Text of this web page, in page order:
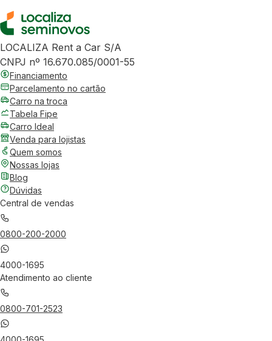
LOCALIZA Rent a Car S/A
CNPJ nº 16.670.085/0001-55
Financiamento
Parcelamento no cartão
Carro na troca
Tabela Fipe
Carro Ideal
Venda para lojistas
Quem somos
Nossas lojas
Blog
Dúvidas
Central de vendas
0800-200-2000
4000-1695
Atendimento ao cliente
0800-701-2523